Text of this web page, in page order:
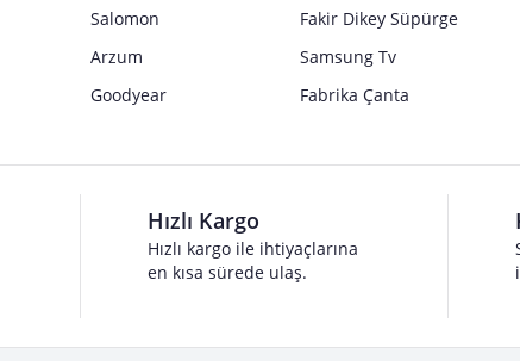
Salomon
Arzum
Goodyear
Fakir Dikey Süpürge
Samsung Tv
Fabrika Çanta
Hızlı Kargo
Hızlı kargo ile ihtiyaçlarına
en kısa sürede ulaş.